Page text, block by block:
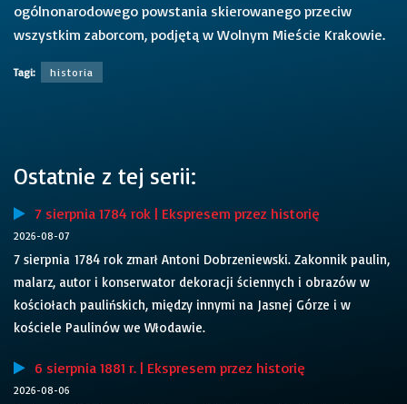
ogólnonarodowego powstania skierowanego przeciw
wszystkim zaborcom, podjętą w Wolnym Mieście Krakowie.
Tagi: historia
Ostatnie z tej serii:
7 sierpnia 1784 rok | Ekspresem przez historię
2026-08-07
7 sierpnia 1784 rok zmarł Antoni Dobrzeniewski. Zakonnik paulin,
malarz, autor i konserwator dekoracji ściennych i obrazów w
kościołach paulińskich, między innymi na Jasnej Górze i w
kościele Paulinów we Włodawie.
6 sierpnia 1881 r. | Ekspresem przez historię
2026-08-06